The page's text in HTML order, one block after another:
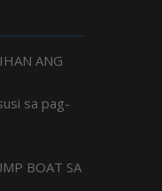
ANG
sa pag-
BOAT SA